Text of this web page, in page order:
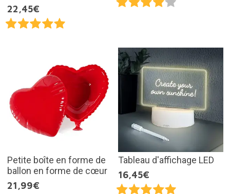
22,45€
Petite boîte en forme de
ballon en forme de cœur
21,99€
Tableau d'affichage LED
16,45€